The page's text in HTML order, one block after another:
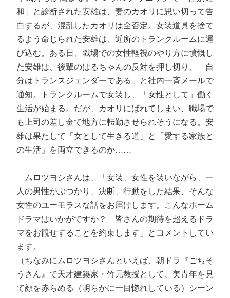
和」と診断された安雄は、妻のカオリに思い切って告
白するが、混乱したカオリは全否定。女装道具を捨て
るよう命じられた安雄は、近所のトランクルームに運
び込む。ある日、職場での女性軽視のやり方に憤慨し
た安雄は、後輩のはるちゃんの反対を押し切り、「自
分はトランスジェンダーである」と社内一斉メールで
通知。トランクルームで女装し、「女性として」働く
生活が始まる。だが、カオリにばれてしまい、職場で
も上司の差し金で地方に転勤させられそうになる。安
雄は果たして「女として生きる道」と「愛する家族と
の生活」を両立できるのか……
ムロツヨシさんは、「女装、女性を装いながら、一
人の男性がぶつかり、決断、行動をした結果、そんな
女性のユーモラスな話をお届けします。こんなホーム
ドラマはいかがですか？ 皆さんの期待を超えるドラ
マをお観せすることを約束します」とコメントしてい
ます。
（ちなみにムロツヨシさんといえば、朝ドラ『ごちそ
うさん』で天才建築家・竹元教授として、美青年を見
て顔を赤らめる（明らかに一目惚れしている）シーン